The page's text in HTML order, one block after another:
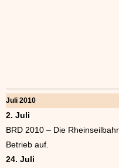
Juli 2010
2. Juli
BRD 2010 – Die
Betrieb auf.
24. Juli